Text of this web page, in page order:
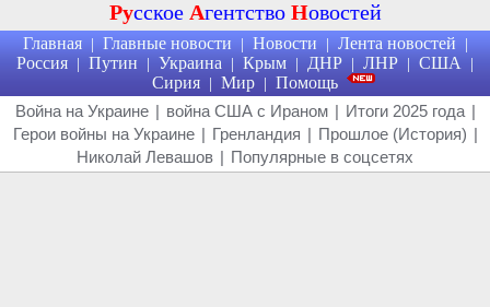
Русское Агентство Новостей
Главная | Главные новости | Новости | Лента новостей |
Россия | Путин | Украина | Крым | ДНР | ЛНР | США |
Сирия | Мир | Помощь
Война на Украине | война США с Ираном | Итоги 2025 года |
Герои войны на Украине | Гренландия | Прошлое (История) |
Николай Левашов | Популярные в соцсетях